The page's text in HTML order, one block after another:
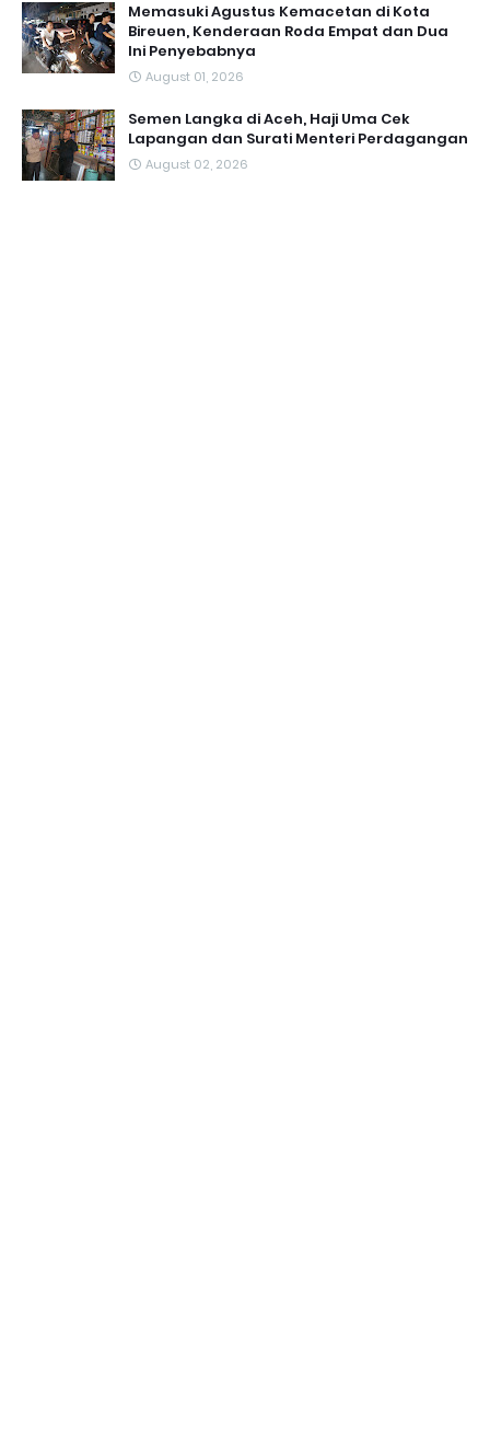
Memasuki Agustus Kemacetan di Kota
Bireuen, Kenderaan Roda Empat dan Dua
Ini Penyebabnya
August 01, 2026
Semen Langka di Aceh, Haji Uma Cek
Lapangan dan Surati Menteri Perdagangan
August 02, 2026